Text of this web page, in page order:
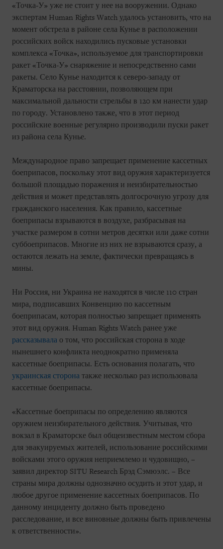
«Точка-У» уже не стоит у нее на вооружении. Однако
экспертам Human Rights Watch удалось установить, что на
момент обстрела в районе села Кунье в расположении
российских войск находились пусковые установки
комплекса «Точка», используемое для транспортировки
ракет «Точка-У» снаряжение и непосредственно сами
ракеты. Село Кунье находится к северо-западу от
Краматорска на расстоянии, позволяющем при
максимальной дальности стрельбы в 120 км нанести удар
по городу. Установлено также, что в этот период
российские военные регулярно производили пуски ракет
из района села Кунье.
Международное право запрещает применение кассетных
боеприпасов, поскольку этот вид оружия характеризуется
большой площадью поражения и неизбирательностью
действия и может представлять долгосрочную угрозу для
гражданского населения. Как правило, кассетные
боеприпасы взрываются в воздухе, разбрасывая на
участке размером в сотни метров десятки или даже сотни
суббоеприпасов. Многие из них не взрываются сразу, а
остаются лежать на земле, фактически превращаясь в
мины.
Ни Россия, ни Украина не находятся в числе 110 стран
мира, подписавших Конвенцию по кассетным
боеприпасам, которая полностью запрещает применять
этот вид оружия. Human Rights Watch ранее уже
рассказывала о том, что российская сторона в ходе
нынешнего конфликта неоднократно применяла
кассетные боеприпасы. Есть основания полагать, что
украинская сторона также несколько раз использовала
кассетные боеприпасы.
«Кассетные боеприпасы по определению являются
оружием неизбирательного действия. Учитывая, что
вокзал в Краматорске был общеизвестным местом сбора
для эвакуируемых жителей, использование российскими
войсками этого оружия неприемлемо и чудовищно, –
заявил директор SITU Research Брэд Сэмюэлс. – Все
страны мира должны однозначно осудить и этот удар, и
любое другое применение кассетных боеприпасов. По
данному инциденту должно быть проведено
расследование, и все виновные должны быть привлечены
к ответственности».